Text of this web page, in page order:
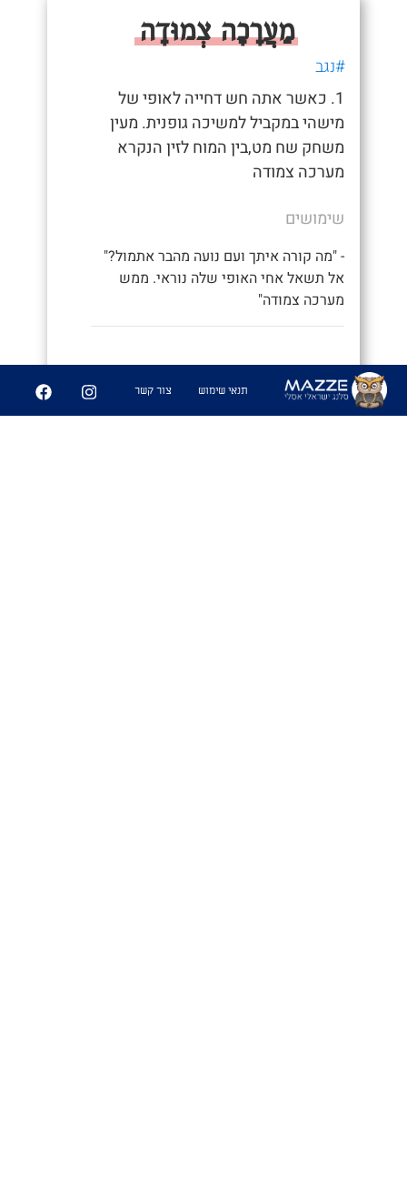
מַעֲרָכָה צְמוּדָה
#נגב
1. כאשר אתה חש דחייה לאופי של
מישהי במקביל למשיכה גופנית. מעין
משחק שח מט,בין המוח לזין הנקרא
מערכה צמודה
שימושים
- "מה קורה איתך ועם נועה מהבר אתמול?"
אל תשאל אחי האופי שלה נוראי. ממש
מערכה צמודה"
תנאי שימוש צור קשר